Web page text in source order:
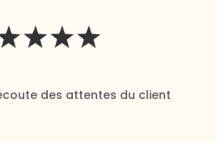
des attentes du client